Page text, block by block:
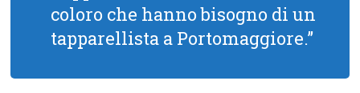
coloro che hanno bisogno di un
tapparellista a Portomaggiore.”